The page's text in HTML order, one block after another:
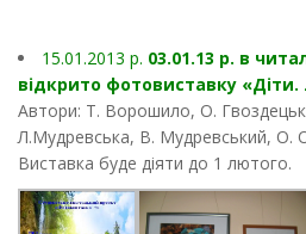
15.01.2013 p. 03.01.13 р. в
відкрито фотовиставку
Автори: Т. Ворошило, О.
Л.Мудревська, В. Мудревський, О.
Виставка буде діяти до 1 лютого.